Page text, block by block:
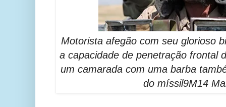
Motorista afegão com seu glorioso
a capacidade de penetração frontal
um camarada com uma barba
do míssil9M14